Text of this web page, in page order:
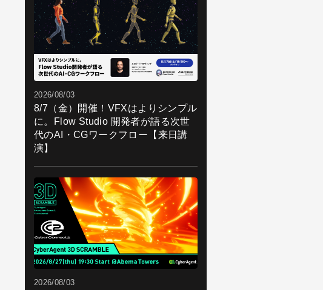
2026/08/03
8/7（金）開催！VFXはよりシンプル
に。Flow Studio 開発者が語る次世
代のAI・CGワークフロー【来日講
演】
2026/08/03